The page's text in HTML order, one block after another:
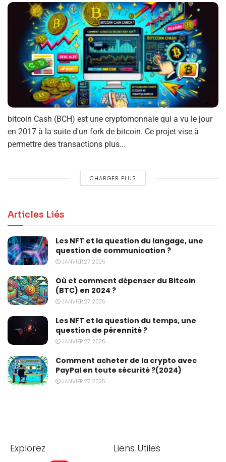
bitcoin Cash (BCH) est une cryptomonnaie qui a vu le jour
en 2017 à la suite d'un fork de bitcoin. Ce projet vise à
permettre des transactions plus...
CHARGER PLUS
Articles Liés
Les NFT et la question du langage, une
question de communication ?
JANVIER 27, 2025
Où et comment dépenser du Bitcoin
(BTC) en 2024 ?
JANVIER 27, 2025
Les NFT et la question du temps, une
question de pérennité ?
JANVIER 27, 2025
Comment acheter de la crypto avec
PayPal en toute sécurité ?(2024)
JANVIER 27, 2025
Explorez Liens Utiles